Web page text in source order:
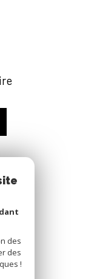
des
des
!